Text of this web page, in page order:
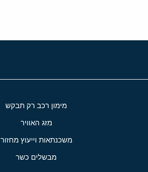
מימון רכב רק תבקש
מזג האוויר
משכנתאות וייעוץ מחזור
מבשלים כשר